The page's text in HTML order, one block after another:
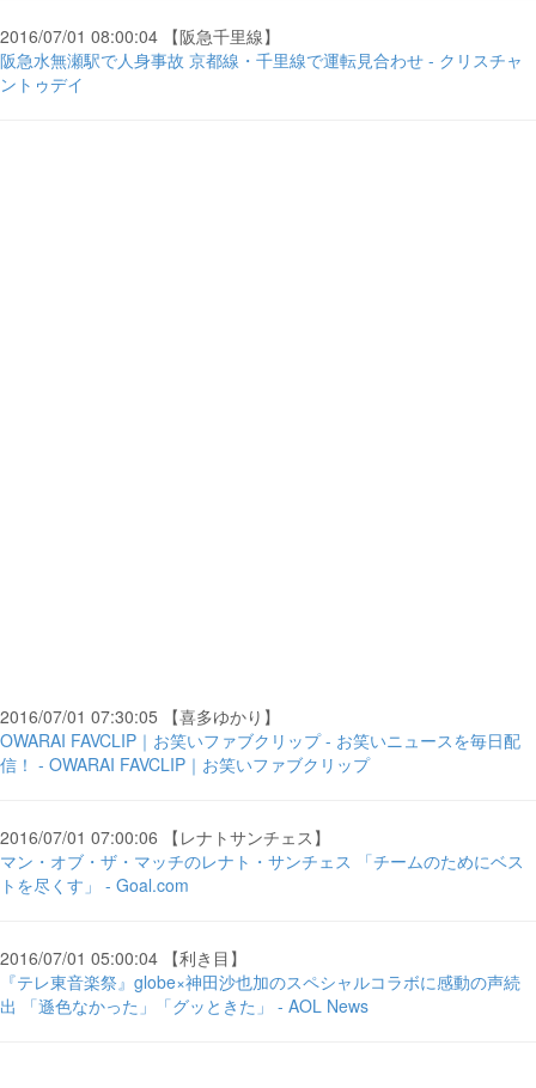
2016/07/01 08:00:04 【阪急千里線】
阪急水無瀬駅で人身事故 京都線・千里線で運転見合わせ - クリスチャ
ントゥデイ
2016/07/01 07:30:05 【喜多ゆかり】
OWARAI FAVCLIP｜お笑いファブクリップ - お笑いニュースを毎日配
信！ - OWARAI FAVCLIP｜お笑いファブクリップ
2016/07/01 07:00:06 【レナトサンチェス】
マン・オブ・ザ・マッチのレナト・サンチェス 「チームのためにベス
トを尽くす」 - Goal.com
2016/07/01 05:00:04 【利き目】
『テレ東音楽祭』globe×神田沙也加のスペシャルコラボに感動の声続
出 「遜色なかった」「グッときた」 - AOL News